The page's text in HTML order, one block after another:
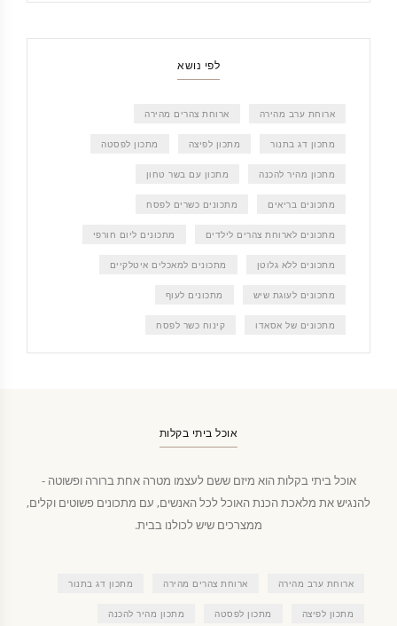
לפי נושא
ארוחת ערב מהירה ארוחת צהרים מהירה
מתכון דג בתנור מתכון לפיצה מתכון לפסטה
מתכון מהיר להכנה מתכון עם בשר טחון
מתכונים בריאים מתכונים כשרים לפסח
מתכונים לארוחת צהרים לילדים מתכונים ליום חורפי
מתכונים ללא גלוטן מתכונים למאכלים איטלקיים
מתכונים לעוגת שיש מתכונים לעוף
מתכונים של אסאדו קינוח כשר לפסח
אוכל ביתי בקלות
אוכל ביתי בקלות הוא מיזם ששם לעצמו מטרה אחת ברורה ופשוטה -
להנגיש את מלאכת הכנת האוכל לכל האנשים, עם מתכונים פשוטים וקלים,
ממצרכים שיש לכולנו בבית.
ארוחת ערב מהירה ארוחת צהרים מהירה מתכון דג בתנור
מתכון לפיצה מתכון לפסטה מתכון מהיר להכנה